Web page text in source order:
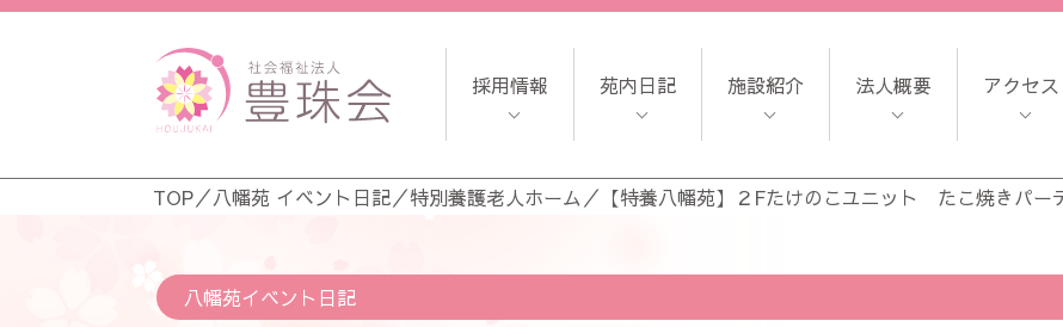
採用情報 苑内日記 施設紹介 法人概要 アクセス
TOP／八幡苑 イベント日記／特別養護老人ホーム ／ 【特養八幡苑】２Fたけのこユニット たこ焼きパー
八幡苑イベント日記